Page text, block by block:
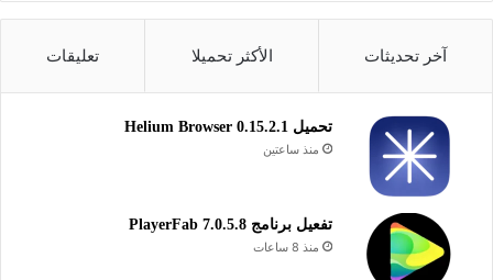
تحميل
Paint.NET Portable 64 bit
تحميل
Paint.NET 3.5.11
عليها باحترافية عالية وبسهولة كبيرة على نظام تشغيل الويندوز. يوفر
البرنامج مجموعة واسعة من الأدوات المتقدمة التي تتيح لك تحسين
آخر تحديثات الأكثر تحميلا تعليقات
تحميل Helium Browser 0.15.2.1
منذ ساعتين
تفعيل برنامج PlayerFab 7.0.5.8
منذ 8 ساعات